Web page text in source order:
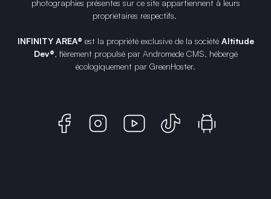
photographies présentes sur ce site appartiennent à leurs
propriétaires respectifs.
INFINITY AREA® est la propriété exclusive de la société Altitude
Dev®, fièrement propulsé par Andromede CMS, hébergé
écologiquement par GreenHoster.